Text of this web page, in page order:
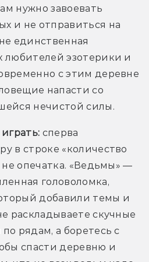
нужно завоевать
и не отправиться на
единственная
любителей эзотерики и
с этим деревне
напасти со
нечистой силы.
сперва
в строке «количество
не опечатка. «Ведьмы» —
головоломка,
добавили темы и
раскладываете скучные
рядам, а боретесь с
спасти деревню и